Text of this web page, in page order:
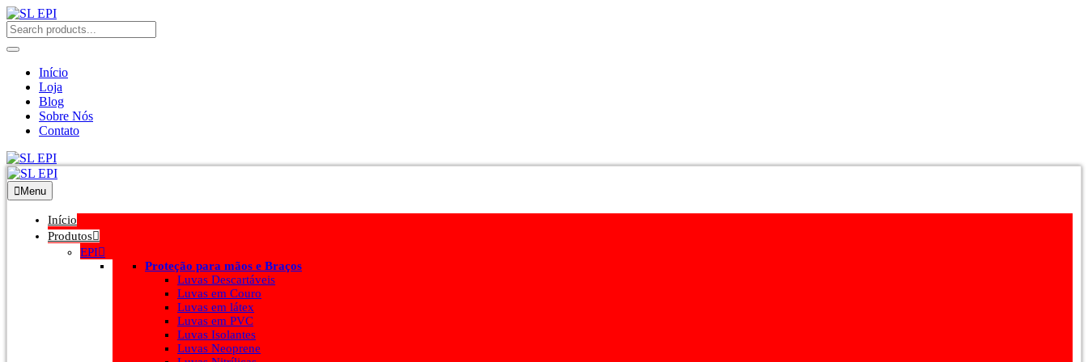
Início
Loja
Blog
Sobre Nós
Contato
Menu
Início
Produtos
EPI
Proteção para mãos e Braços
Luvas Descartáveis
Luvas em Couro
Luvas em látex
Luvas em PVC
Luvas Isolantes
Luvas Neoprene